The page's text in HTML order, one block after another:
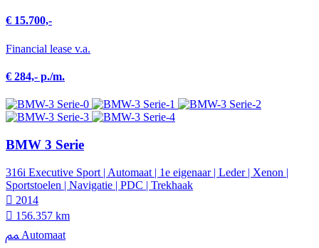
€ 15.700,-
Financial lease v.a.
€ 284,- p./m.
BMW 3 Serie
316i Executive Sport | Automaat | 1e eigenaar | Leder | Xenon |
Sportstoelen | Navigatie | PDC | Trekhaak
2014
156.357 km
Automaat